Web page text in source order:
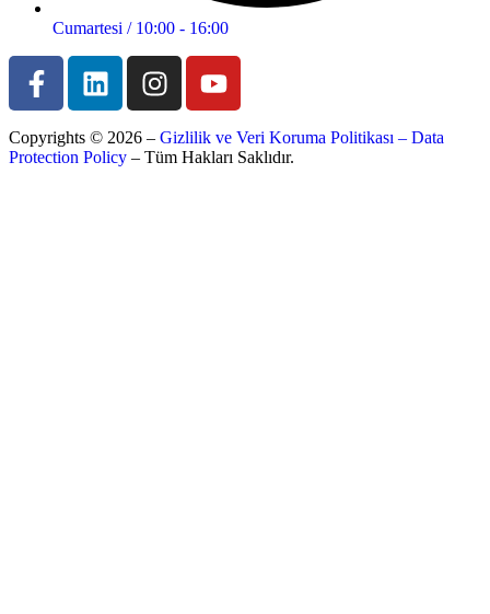
Cumartesi / 10:00 - 16:00
Copyrights © 2026 – Gizlilik ve Veri Koruma Politikası – Data
Protection Policy – Tüm Hakları Saklıdır.